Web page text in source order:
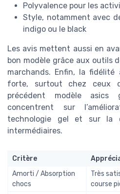
Polyvalence pour les
Style, notamment avec
indigo ou le black
Les avis mettent aussi en
bon modèle grâce aux outils
marchands. Enfin, la
forte, surtout chez ceux
précédent modèle
concentrent sur
technologie gel et sur la
intermédiaires.
Critère
Amorti / Absorption
chocs
Très
course